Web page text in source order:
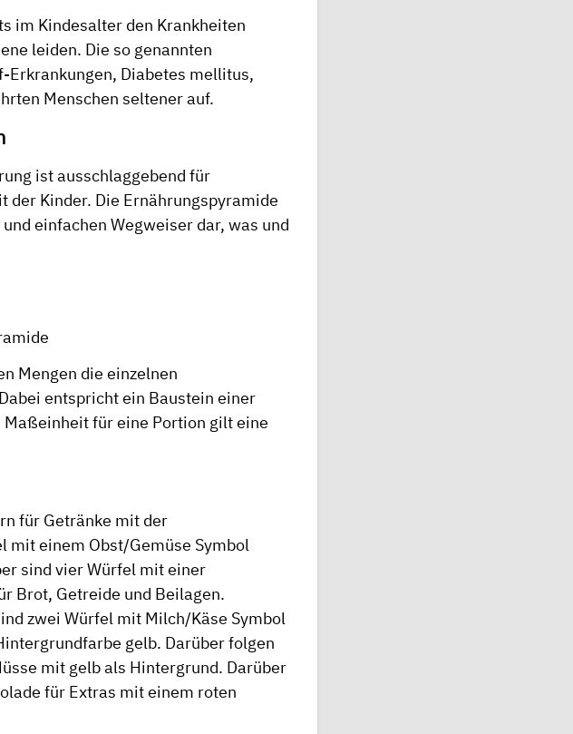
im Kindesalter den Krankheiten
leiden. Die so genannten
Diabetes mellitus,
Menschen seltener auf.
ist ausschlaggebend für
der Kinder. Die Ernährungspyramide
einfachen Wegweiser dar, was und
Mengen die einzelnen
entspricht ein Baustein einer
für eine Portion gilt eine
für Getränke mit der
mit einem Obst/Gemüse Symbol
sind vier Würfel mit einer
Brot, Getreide und Beilagen.
zwei Würfel mit Milch/Käse Symbol
gelb. Darüber folgen
mit gelb als Hintergrund. Darüber
für Extras mit einem roten